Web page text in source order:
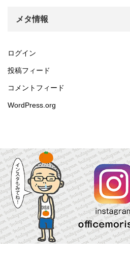
メタ情報
ログイン
投稿フィード
コメントフィード
WordPress.org